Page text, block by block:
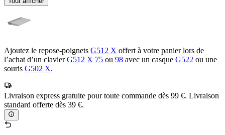
Ajoutez le repose-poignets G512 X offert à votre panier lors de
l’achat d’un clavierG512 X 75 ou 98 avec un casque G522 ou une
souris G502 X.
Livraison express gratuite pour toute commande dès 99 €. Livraison
standard offerte dès 39 €.